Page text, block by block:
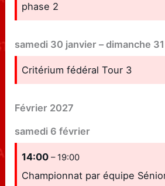
phase 2
samedi 30 janvier –dimanche 31
Critérium fédéral Tour 3
Février 2027
samedi 6 février
14:00– 19:00
Championnat par équipe